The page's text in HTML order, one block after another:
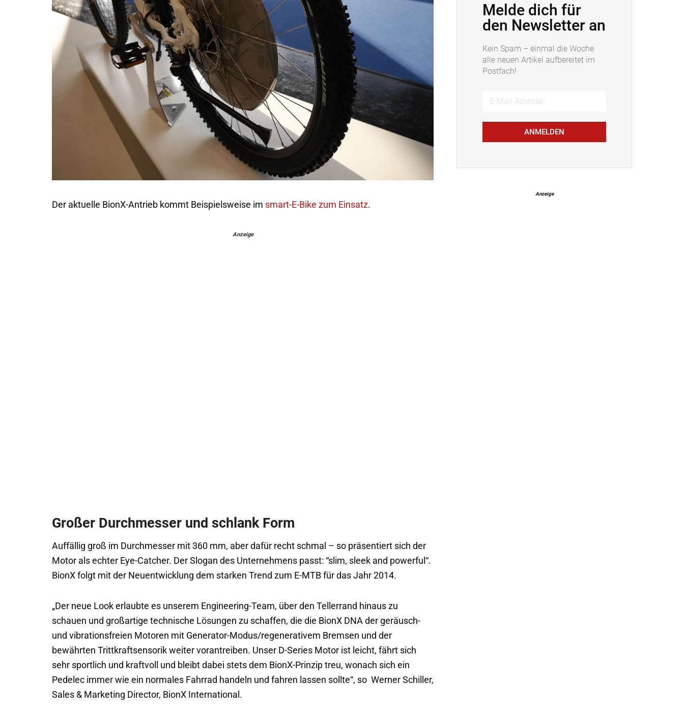
Der aktuelle BionX-Antrieb kommt Beispielsweise im smart-E-Bike zum Einsatz.
Anzeige
Großer Durchmesser und schlank Form
Auffällig groß im Durchmesser mit 360 mm, aber dafür recht schmal – so präsentiert sich der
Motor als echter Eye-Catcher. Der Slogan des Unternehmens passt: “slim, sleek and powerful“.
BionX folgt mit der Neuentwicklung dem starken Trend zum E-MTB für das Jahr 2014.
„Der neue Look erlaubte es unserem Engineering-Team, über den Tellerrand hinaus zu
schauen und großartige technische Lösungen zu schaffen, die die BionX DNA der geräusch-
und vibrationsfreien Motoren mit Generator-Modus/regenerativem Bremsen und der
bewährten Trittkraftsensorik weiter vorantreiben. Unser D-Series Motor ist leicht, fährt sich
sehr sportlich und kraftvoll und bleibt dabei stets dem BionX-Prinzip treu, wonach sich ein
Pedelec immer wie ein normales Fahrrad handeln und fahren lassen sollte“, so Werner Schiller,
Sales & Marketing Director, BionX International.
Melde dich für
den Newsletter an
Kein Spam – einmal die Woche
alle neuen Artikel aufbereitet im
Postfach!
ANMELDEN
Anzeige